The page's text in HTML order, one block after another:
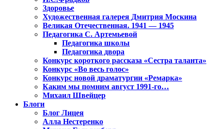
Здоровье
Художественная галерея Дмитрия Москина
Великая Отечественная. 1941 — 1945
Педагогика С. Артемьевой
Педагогика школы
Педагогика двора
Конкурс короткого рассказа «Сестра таланта»
Конкурс «Во весь голос»
Конкурс новой драматургии «Ремарка»
Каким мы помним август 1991-го…
Михаил Швейцер
Блоги
Блог Лицея
Алла Нестеренко